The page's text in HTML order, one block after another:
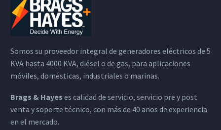
Somos su proveedor integral de generadores eléctricos de 5
KVA hasta 4000 KVA, diésel o de gas, para aplicaciones
móviles, domésticas, industriales o marinas.
Brags & Hayes es calidad de servicio, servicio pre y post
venta y soporte técnico, con más de 40 años de experiencia
en el mercado.